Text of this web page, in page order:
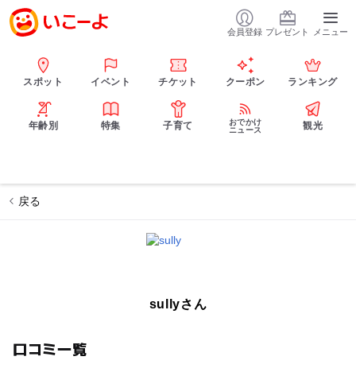
会員登録 プレゼント メニュー
スポット イベント チケット クーポン ランキング
年齢別 特集 子育て
おでかけ
ニュース
観光
戻る
sullyさん
口コミ一覧